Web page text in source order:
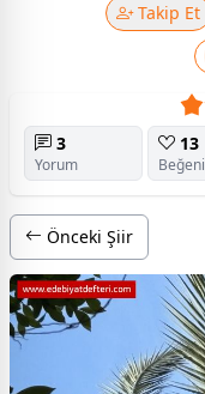
Takip Et
3
Yorum
13
Beğeni
Önceki Şiir